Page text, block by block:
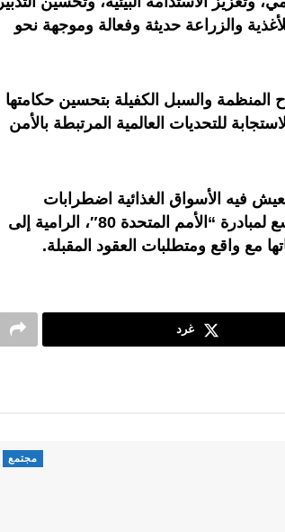
والزراعة حديثة وفعالة وموجهة نحو
والسبل الكفيلة بتحسين حكامتها
للتحديات العالمية المرتبطة بالأمن
فيه الأسواق الغذائية اضطرابات
متزايدة بفعل التغير المناخي، ضمن الإطار الأوسع لمبادرة “الأمم المتحدة 80″، الرامية إلى
مع واقع ومتطلبات العقود المقبلة.
غرد
مجتمع